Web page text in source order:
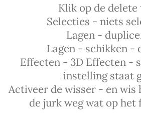
Klik op de delete
Selecties - niets
Lagen -
Lagen - schikken -
Effecten - 3D Effecten -
instelling staat
Activeer de wisser - en wis
de jurk weg wat op het